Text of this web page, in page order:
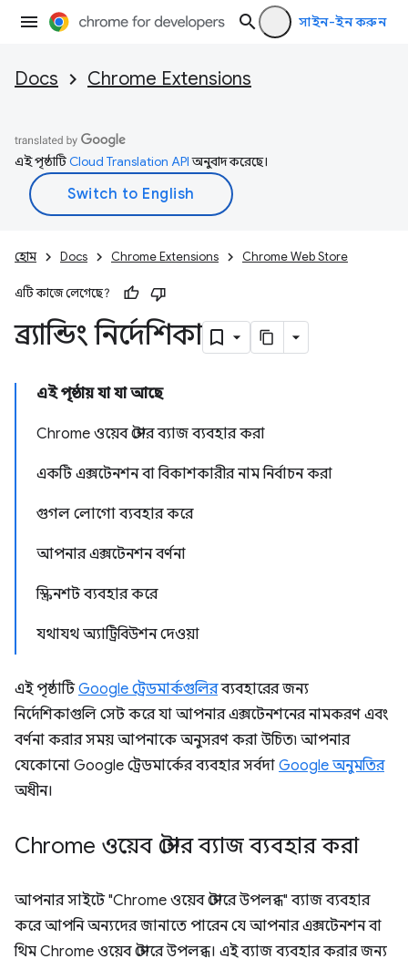
সাইন-ইন করুন
Docs Chrome Extensions
এই পৃষ্ঠাটিCloud Translation APIঅনুবাদ করেছে।
হোম Docs Chrome Extensions Chrome Web Store
এটি কাজে লেগেছে?
ব্র্যান্ডিং নির্দেশিকা
এই পৃষ্ঠায় যা যা আছে
Chrome ওয়েব স্টোর ব্যাজ ব্যবহার করা
একটি এক্সটেনশন বা বিকাশকারীর নাম নির্বাচন করা
গুগল লোগো ব্যবহার করে
আপনার এক্সটেনশন বর্ণনা
স্ক্রিনশট ব্যবহার করে
যথাযথ অ্যাট্রিবিউশন দেওয়া
এই পৃষ্ঠাটিGoogle ট্রেডমার্কগুলিরব্যবহারের জন্য
নির্দেশিকাগুলি সেট করে যা আপনার এক্সটেনশনের নামকরণ এবং
বর্ণনা করার সময় আপনাকে অনুসরণ করা উচিত৷ আপনার
যেকোনো Google ট্রেডমার্কের ব্যবহার সর্বদা Google অনুমতির
অধীন।
Chrome ওয়েব স্টোর ব্যাজ ব্যবহার করা
আপনার সাইটে "Chrome ওয়েব স্টোরে উপলব্ধ" ব্যাজ ব্যবহার
করে আপনি অন্যদের জানাতে পারেন যে আপনার এক্সটেনশন বা
থিম Chrome ওয়েব স্টোরে উপলব্ধ। এই ব্যাজ ব্যবহার করার জন্য